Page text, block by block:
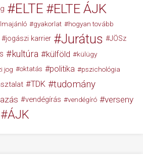
ELTE ELTE ÁJK
gyakorlat hogyan tovább
jogászi karrier Jurátus JÖSz
kultúra külföld külügy
jog oktatás politika pszichológia
TDK tudomány
vendégírás vendégíró verseny
ÁJK